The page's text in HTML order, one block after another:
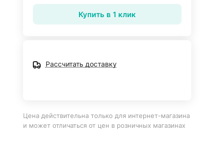
Купить в 1 клик
Рассчитать доставку
Цена действительна только для интернет-магазина
и может отличаться от цен в розничных магазинах